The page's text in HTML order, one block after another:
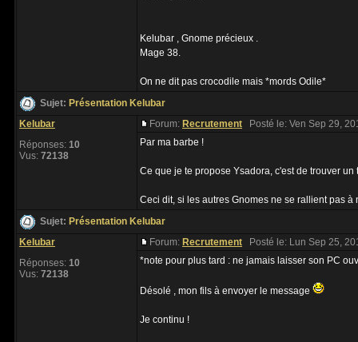
Kelubar , Gnome précieux .
Mage 38.
On ne dit pas crocodile mais *mords Odile*
Sujet: Présentation Kelubar
Kelubar
Réponses: 10
Vus: 72138
Forum: Recrutement Posté le: Ven Sep 29,
Par ma barbe !
Ce que je te propose Ysadora, c'est de trouver
Ceci dit, si les autres Gnomes ne se rallient pas à
Sujet: Présentation Kelubar
Kelubar
Réponses: 10
Vus: 72138
Forum: Recrutement Posté le: Lun Sep 25,
*note pour plus tard : ne jamais laisser son PC
Désolé , mon fils à envoyer le message
Je continu !